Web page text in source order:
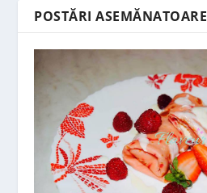
POSTĂRI ASEMĂNATOARE